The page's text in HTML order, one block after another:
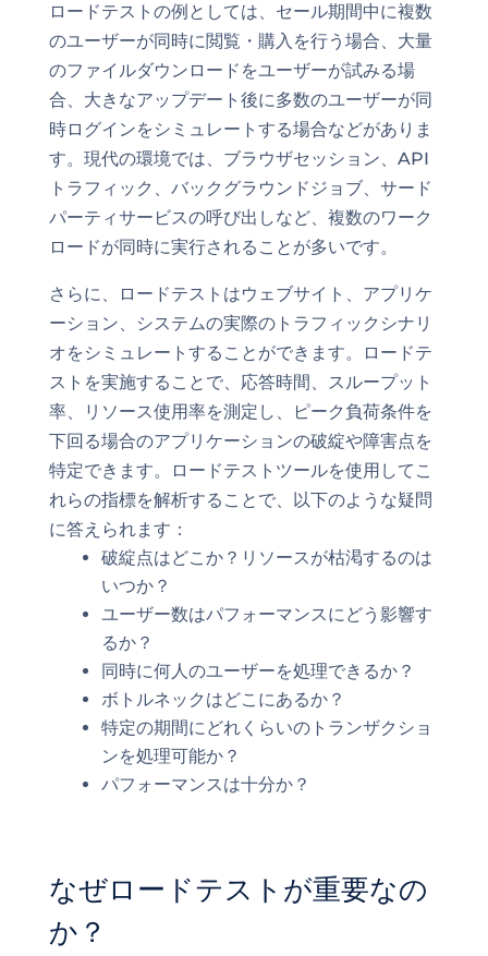
ロードテストの例としては、セール期間中に複数
のユーザーが同時に閲覧・購入を行う場合、大量
のファイルダウンロードをユーザーが試みる場
合、大きなアップデート後に多数のユーザーが同
時ログインをシミュレートする場合などがありま
す。現代の環境では、ブラウザセッション、API
トラフィック、バックグラウンドジョブ、サード
パーティサービスの呼び出しなど、複数のワーク
ロードが同時に実行されることが多いです。
さらに、ロードテストはウェブサイト、アプリケ
ーション、システムの実際のトラフィックシナリ
オをシミュレートすることができます。ロードテ
ストを実施することで、応答時間、スループット
率、リソース使用率を測定し、ピーク負荷条件を
下回る場合のアプリケーションの破綻や障害点を
特定できます。ロードテストツールを使用してこ
れらの指標を解析することで、以下のような疑問
に答えられます：
破綻点はどこか？リソースが枯渇するのは
いつか？
ユーザー数はパフォーマンスにどう影響す
るか？
同時に何人のユーザーを処理できるか？
ボトルネックはどこにあるか？
特定の期間にどれくらいのトランザクショ
ンを処理可能か？
パフォーマンスは十分か？
なぜロードテストが重要なの
か？